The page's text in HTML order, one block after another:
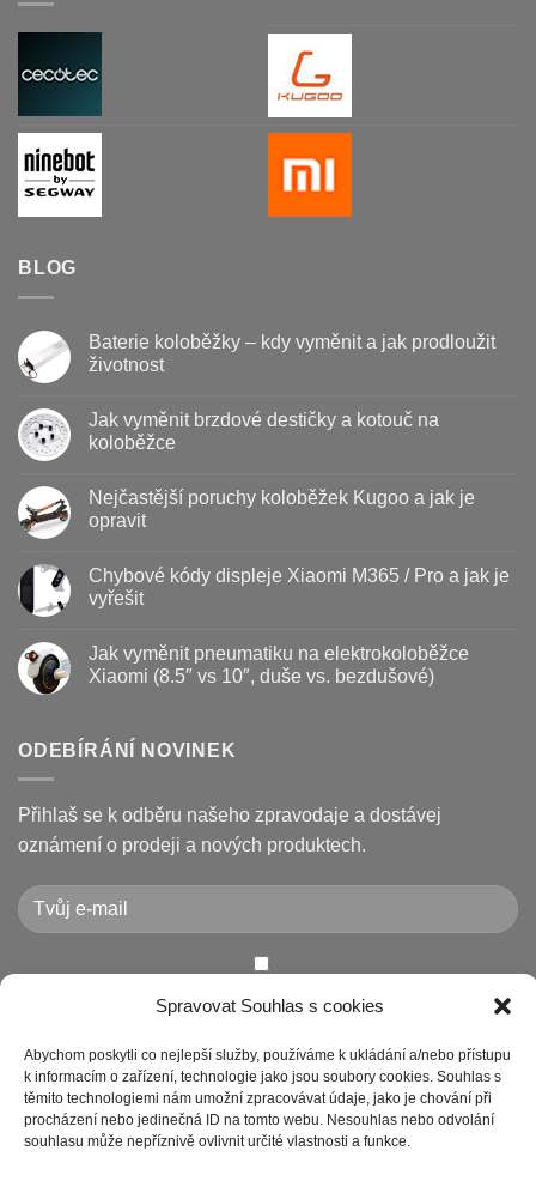
Spravovat Souhlas s cookies
Abychom poskytli co nejlepší služby, používáme k ukládání a/nebo přístupu
k informacím o zařízení, technologie jako jsou soubory cookies. Souhlas s
těmito technologiemi nám umožní zpracovávat údaje, jako je chování při
procházení nebo jedinečná ID na tomto webu. Nesouhlas nebo odvolání
souhlasu může nepříznivě ovlivnit určité vlastnosti a funkce.
BLOG
Baterie koloběžky – kdy vyměnit a jak prodloužit
životnost
textu
s
koloběžky
kdy
jak
prodloužit
životnost
Jak vyměnit brzdové destičky a kotouč na
koloběžce
u
textu
s
vyměnit
brzdové
destičky
na
koloběžce
Nejčastější poruchy koloběžek Kugoo a jak je
opravit
u
textu
s
poruchy
koloběžek
Kugoo
opravit
Chybové kódy displeje Xiaomi M365 / Pro a jak je
vyřešit
textu
s
displeje
Xiaomi
Pro
a
jak
je
Jak vyměnit pneumatiku na elektrokoloběžce
Xiaomi (8.5″ vs 10″, duše vs. bezdušové)
textu
s
vyměnit
pneumatiku
na
elektrokoloběžce
(8.5″
vs
10″,
duše
ODEBÍRÁNÍ NOVINEK
Přihlaš se k odběru našeho zpravodaje a dostávej
oznámení o prodeji a nových produktech.
Chcete-li odeslat tento formulář, musíte přijmout naše